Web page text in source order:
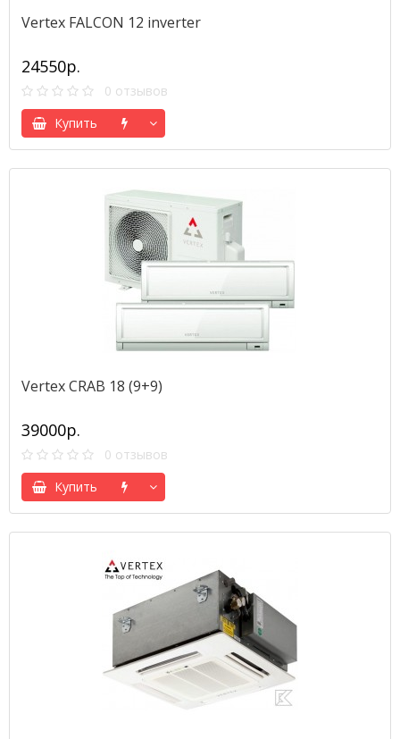
Vertex FALCON 12 inverter
24550р.
0 отзывов
Купить
Vertex CRAB 18 (9+9)
39000р.
0 отзывов
Купить